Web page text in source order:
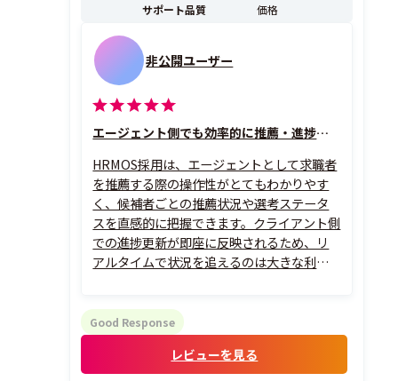
サポート品質
価格
非公開ユーザー
エージェント側でも効率的に推薦・進捗確認が可能
HRMOS採用は、エージェントとして求職者
を推薦する際の操作性がとてもわかりやす
く、候補者ごとの推薦状況や選考ステータ
スを直感的に把握できます。クライアント側
での進捗更新が即座に反映されるため、リ
アルタイムで状況を追えるのは大きな利点
面でヌケモレなく対応できる点に助けられ
ています。また、求職者情報の入力や資料ア
Good Response
レビューを見る